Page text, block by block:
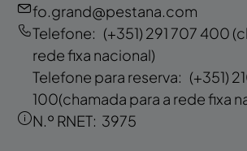
fo.grand@pestana.com
Telefone: (+351) 291 707 400
rede fixa nacional)
Telefone para reserva: (+351)
100(chamada para a rede fixa
N.º RNET: 3975